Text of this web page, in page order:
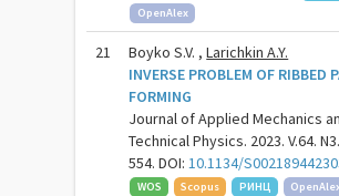
OpenAlex
21 Boyko S.V. ,Larichkin A.Y.
INVERSE PROBLEM OF RIBBED
FORMING
Journal of Applied Mechanics
Technical Physics. 2023. V.64.
554. DOI:10.1134/
WOS Scopus РИНЦ